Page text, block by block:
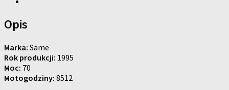
Opis
Marka: Same
Rok produkcji: 1995
Moc: 70
Motogodziny: 8512